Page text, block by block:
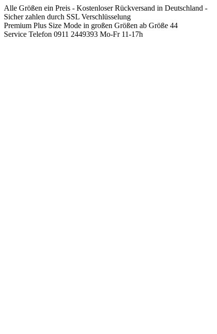
Springen
Sie
zum
Inhalt
Alle Größen ein Preis - Kostenloser Rückversand in Deutschland -
Sicher zahlen durch SSL Verschlüsselung
Premium Plus Size Mode in großen Größen ab Größe 44
Service Telefon 0911 2449393 Mo-Fr 11-17h